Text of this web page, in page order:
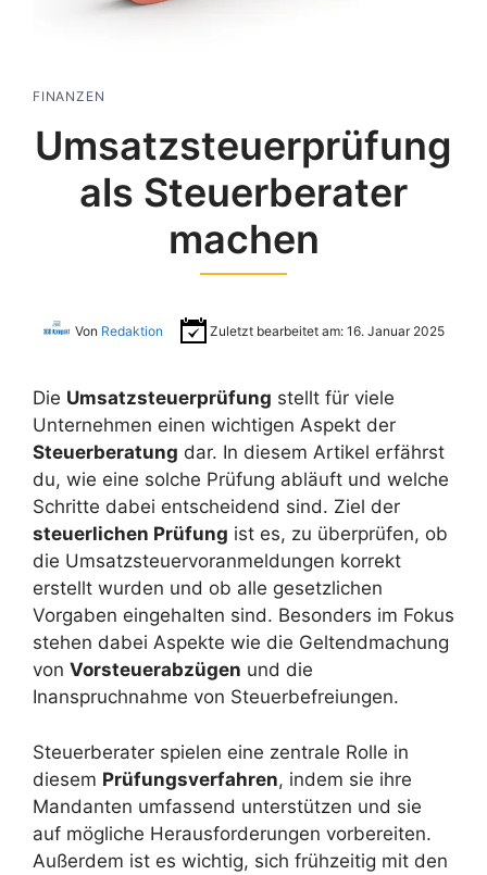
FINANZEN
Umsatzsteuerprüfung
als Steuerberater
machen
Von Redaktion Zuletzt bearbeitet am: 16. Januar 2025
Die Umsatzsteuerprüfung stellt für viele
Unternehmen einen wichtigen Aspekt der
Steuerberatung dar. In diesem Artikel erfährst
du, wie eine solche Prüfung abläuft und welche
Schritte dabei entscheidend sind. Ziel der
steuerlichen Prüfung ist es, zu überprüfen, ob
die Umsatzsteuervoranmeldungen korrekt
erstellt wurden und ob alle gesetzlichen
Vorgaben eingehalten sind. Besonders im Fokus
stehen dabei Aspekte wie die Geltendmachung
von Vorsteuerabzügen und die
Inanspruchnahme von Steuerbefreiungen.
Steuerberater spielen eine zentrale Rolle in
diesem Prüfungsverfahren, indem sie ihre
Mandanten umfassend unterstützen und sie
auf mögliche Herausforderungen vorbereiten.
Außerdem ist es wichtig, sich frühzeitig mit den